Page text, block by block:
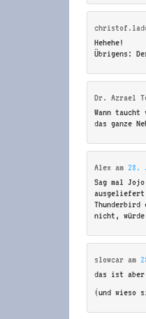
Hehehe!
Übrigens:
Dr. Azrael
Wann
das ganze
Alex am 28.
Sag mal
Thunderbird
nicht,
slowcar am
das ist aber
(und wieso